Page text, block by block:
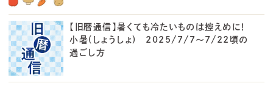
【旧暦通信】暑くても冷たいものは控えめに！
小暑(しょうしょ) 2025/7/7～7/22頃の
過ごし方